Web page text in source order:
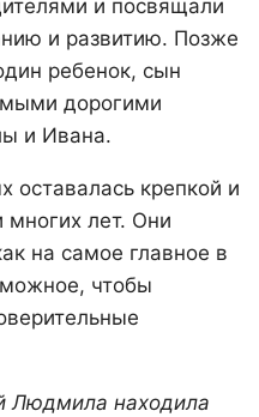
и посвящали
и развитию. Позже
ребенок, сын
дорогими
и Ивана.
крепкой и
многих лет. Они
на самое главное в
чтобы
Людмила находила